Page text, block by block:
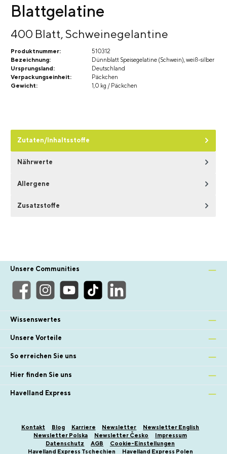
Blattgelatine
400 Blatt, Schweinegelantine
Produktnummer:
510312
Bezeichnung:
Dünnblatt Speisegelatine (Schwein), weiß-silber
Ursprungsland:
Deutschland
Verpackungseinheit:
Päckchen
Gewicht:
1,0 kg / Päckchen
Zutaten/Inhaltsstoffe
Nährwerte
Allergene
Zusatzstoffe
Unsere Communities
Wissenswertes
Unsere Vorteile
So erreichen Sie uns
Hier finden Sie uns
Havelland Express
Kontakt Blog Karriere Newsletter
Newsletter English
Newsletter Polska
Newsletter Česko
Impressum
Datenschutz
AGB
Cookie-Einstellungen
Havelland Express Tschechien
Havelland Express Polen